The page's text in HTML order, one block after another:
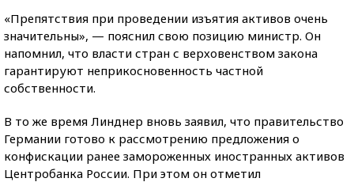
«Препятствия при проведении изъятия активов очень
значительны», — пояснил свою позицию министр. Он
напомнил, что власти стран с верховенством закона
гарантируют неприкосновенность частной
собственности.
В то же время Линднер вновь заявил, что правительство
Германии готово к рассмотрению предложения о
конфискации ранее замороженных иностранных активов
Центробанка России. При этом он отметил